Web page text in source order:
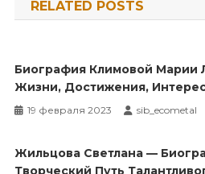
записям
RELATED POSTS
Биография Климовой Марии
Жизни, Достижения,
19 февраля 2023 sib_ecometal
Жильцова Светлана —
Творческий Путь